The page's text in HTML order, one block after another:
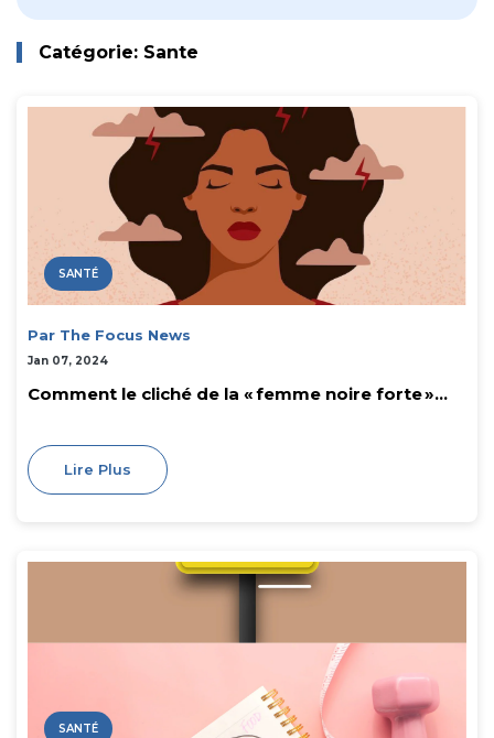
Catégorie: Sante
SANTÉ
Par The Focus News
Jan 07, 2024
Comment le cliché de la « femme noire forte »...
Lire Plus
SANTÉ